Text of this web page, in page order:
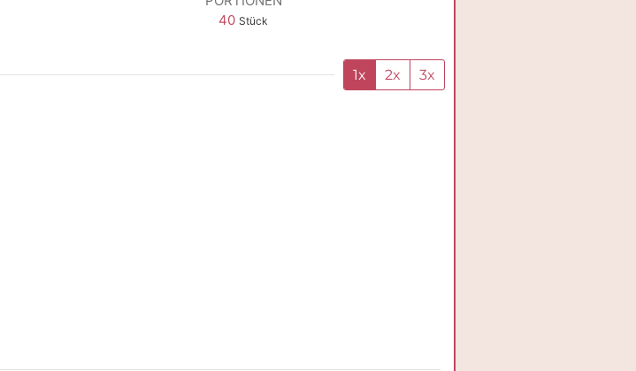
40 Stück
1x 2x 3x